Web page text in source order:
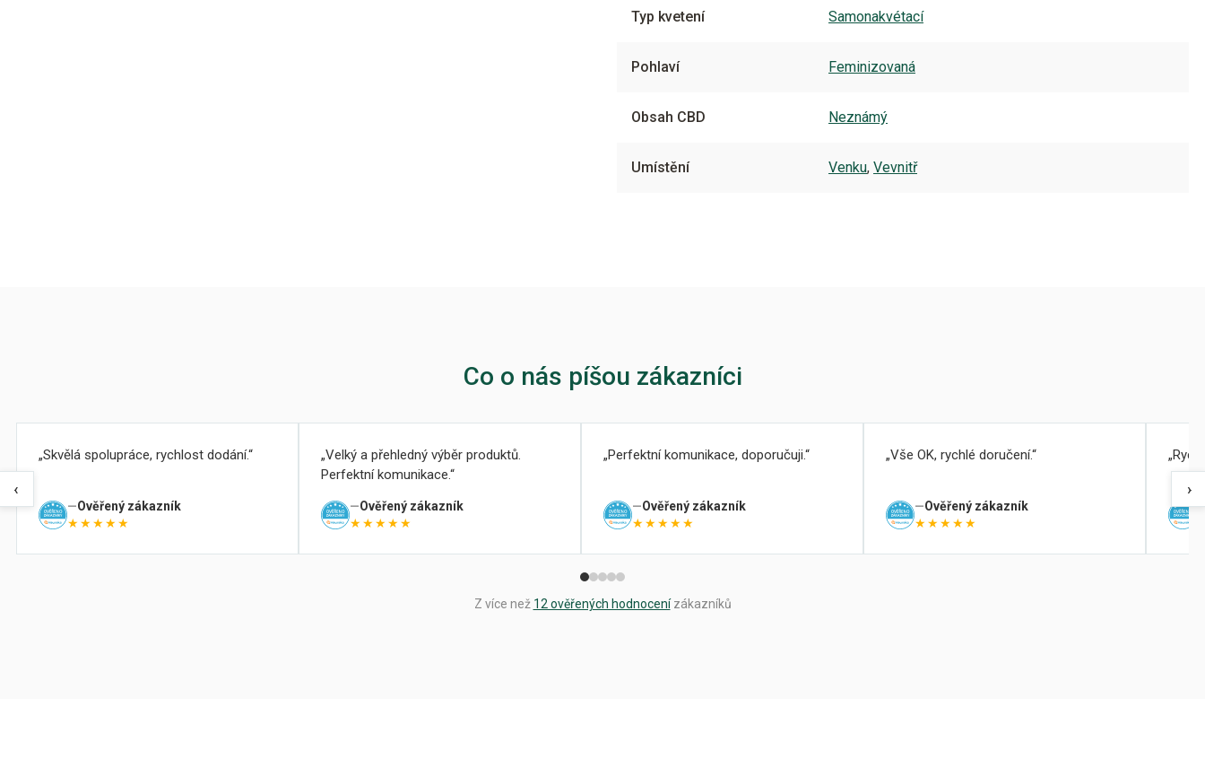
Typ kvetení Samonakvétací
Pohlaví Feminizovaná
Obsah CBD Neznámý
Umístění Venku, Vevnitř
Co o nás píšou zákazníci
‹
Skvělá spolupráce, rychlost dodání.
Ověřený zákazník
★★★★★
Velký a přehledný výběr produktů.
Perfektní komunikace.
Ověřený zákazník
★★★★★
Perfektní komunikace, doporučuji.
Ověřený zákazník
★★★★★
Vše OK, rychlé doručení.
Ověřený zákazník
★★★★★
›
Z více než 12 ověřených hodnocenízákazníků